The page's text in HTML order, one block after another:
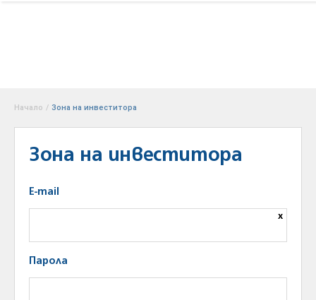
Начало / Зона на инвеститора
Зона на инвеститора
E-mail
x
Парола